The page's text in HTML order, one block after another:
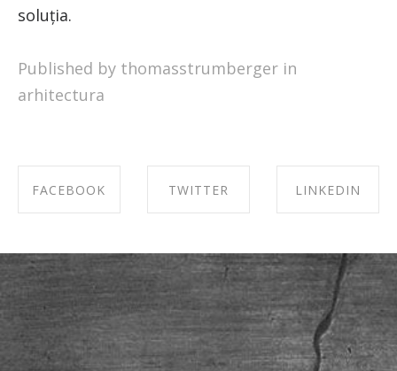
soluția.
Published by thomasstrumberger in
arhitectura
FACEBOOK
FACEBOOK
TWITTER
TWITTER
LINKEDIN
LINKEDIN